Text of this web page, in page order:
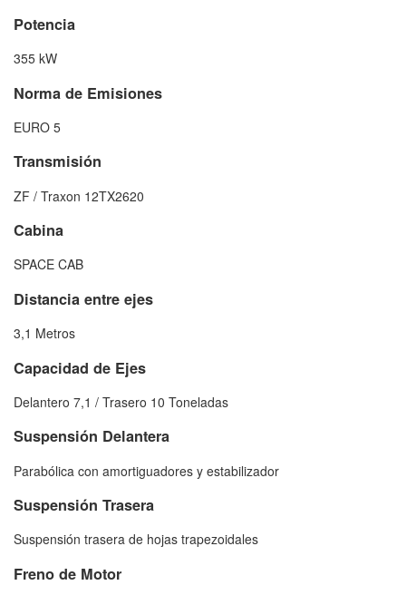
Potencia
355 kW
Norma de Emisiones
EURO 5
Transmisión
ZF / Traxon 12TX2620
Cabina
SPACE CAB
Distancia entre ejes
3,1 Metros
Capacidad de Ejes
Delantero 7,1 / Trasero 10 Toneladas
Suspensión Delantera
Parabólica con amortiguadores y estabilizador
Suspensión Trasera
Suspensión trasera de hojas trapezoidales
Freno de Motor